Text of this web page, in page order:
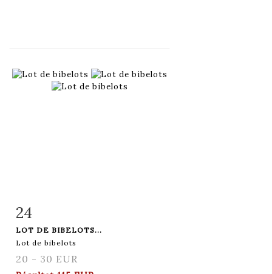
Fiche détaillée
24
LOT DE BIBELOTS...
Lot de bibelots
20 - 30 EUR